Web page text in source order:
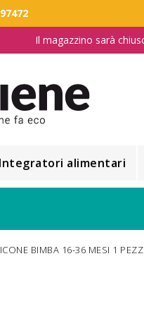
Il magazzino sarà
Integratori alimentari
BIMBA 16-36 MESI 1